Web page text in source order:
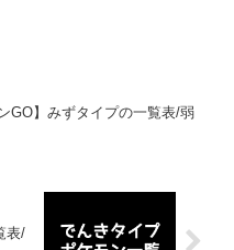
GO】みずタイプの一覧表/弱
表/